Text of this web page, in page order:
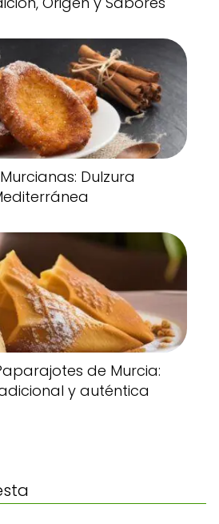
Dulzura
de Murcia:
y auténtica